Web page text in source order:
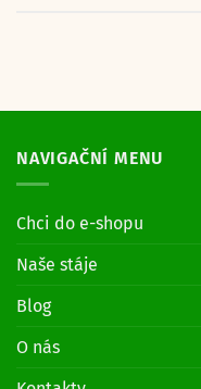
NAVIGAČNÍ MENU
Chci do e-shopu
Naše stáje
Blog
O nás